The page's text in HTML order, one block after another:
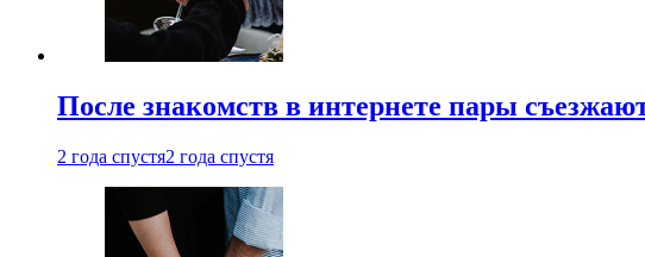
После знакомств в интернете пары
2 года спустя2 года спустя